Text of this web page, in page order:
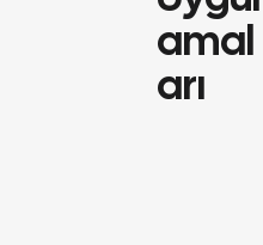
Amal
Arı